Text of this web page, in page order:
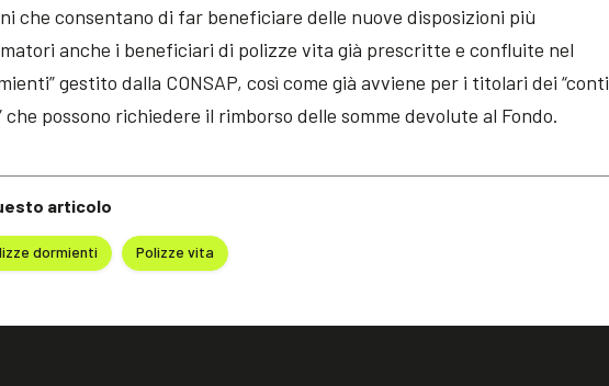
articolo
dormienti Polizze vita
che consentano di far beneficiare delle nuove disposizioni più
anche i beneficiari di polizze vita già prescritte e confluite nel
gestito dalla CONSAP, così come già avviene per i titolari dei “conti
possono richiedere il rimborso delle somme devolute al Fondo.